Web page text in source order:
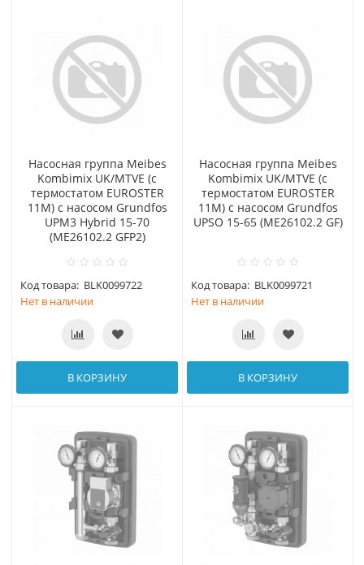
Насосная группа Meibes
Kombimix UK/MTVE (с
термостатом EUROSTER
11M) с насосом Grundfos
UPM3 Hybrid 15-70
(МЕ26102.2 GFP2)
Код товара: BLK0099722
Нет в наличии
В КОРЗИНУ
Насосная группа Meibes
Kombimix UK/MTVE (с
термостатом EUROSTER
11M) с насосом Grundfos
UPSO 15-65 (МЕ26102.2 GF)
Код товара: BLK0099721
Нет в наличии
В КОРЗИНУ